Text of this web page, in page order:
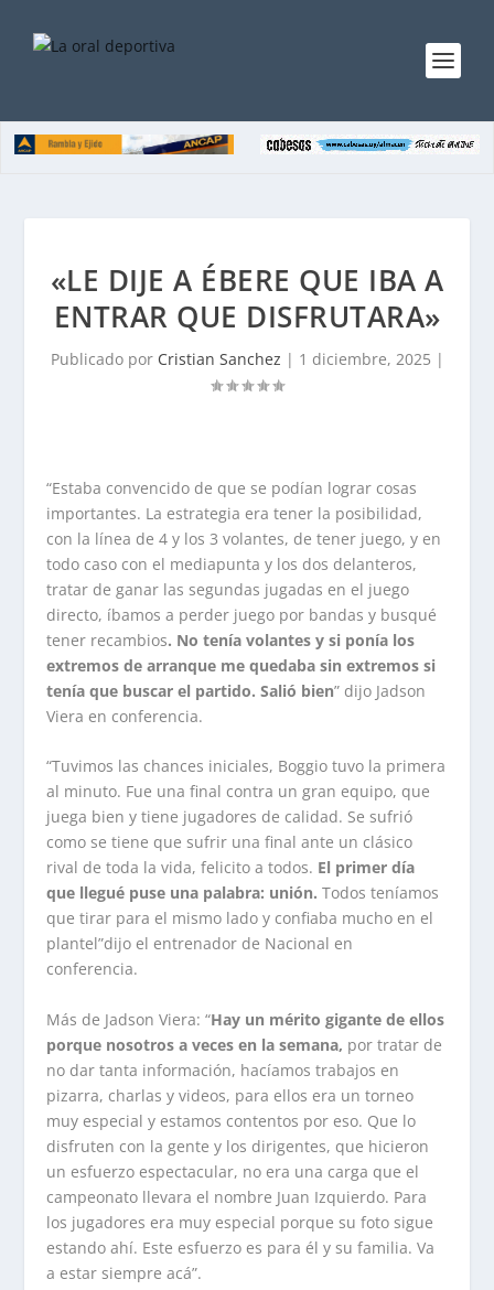
«LE DIJE A ÉBERE QUE IBA A
ENTRAR QUE DISFRUTARA»
Publicado por Cristian Sanchez | 1 diciembre, 2025 |
“Estaba convencido de que se podían lograr cosas
importantes. La estrategia era tener la posibilidad,
con la línea de 4 y los 3 volantes, de tener juego, y en
todo caso con el mediapunta y los dos delanteros,
tratar de ganar las segundas jugadas en el juego
directo, íbamos a perder juego por bandas y busqué
tener recambios. No tenía volantes y si ponía los
extremos de arranque me quedaba sin extremos si
tenía que buscar el partido. Salió bien” dijo Jadson
Viera en conferencia.
“Tuvimos las chances iniciales, Boggio tuvo la primera
al minuto. Fue una final contra un gran equipo, que
juega bien y tiene jugadores de calidad. Se sufrió
como se tiene que sufrir una final ante un clásico
rival de toda la vida, felicito a todos. El primer día
que llegué puse una palabra: unión. Todos teníamos
que tirar para el mismo lado y confiaba mucho en el
plantel”dijo el entrenador de Nacional en
conferencia.
Más de Jadson Viera: “Hay un mérito gigante de ellos
porque nosotros a veces en la semana, por tratar de
no dar tanta información, hacíamos trabajos en
pizarra, charlas y videos, para ellos era un torneo
muy especial y estamos contentos por eso. Que lo
disfruten con la gente y los dirigentes, que hicieron
un esfuerzo espectacular, no era una carga que el
campeonato llevara el nombre Juan Izquierdo. Para
los jugadores era muy especial porque su foto sigue
estando ahí. Este esfuerzo es para él y su familia. Va
a estar siempre acá”.